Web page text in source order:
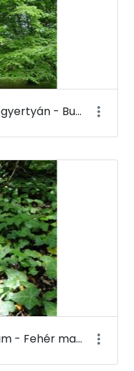
Carpinus orientalis - Keleti gyertyán - Budai Arborétum
Cephalanthera damasonium - Fehér madársisak - Budai Arborétum